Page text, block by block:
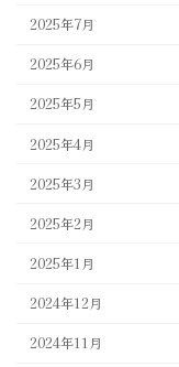
2025年7月
2025年6月
2025年5月
2025年4月
2025年3月
2025年2月
2025年1月
2024年12月
2024年11月